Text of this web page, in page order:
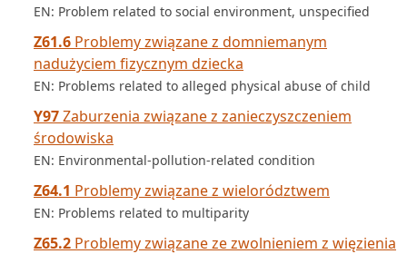
EN: Problem related to social environment, unspecified
Z61.6 Problemy związane z domniemanym
nadużyciem fizycznym dziecka
EN: Problems related to alleged physical abuse of child
Y97Zaburzenia związane z zanieczyszczeniem
środowiska
EN: Environmental-pollution-related condition
Z64.1 Problemy związane z wielorództwem
EN: Problems related to multiparity
Z65.2 Problemy związane ze zwolnieniem z więzienia